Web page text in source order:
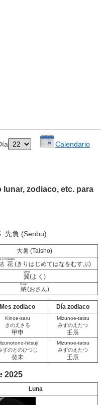
Calendario
zodiaco, etc. para
先負 (Senbu)
大暑 (Taisho)
花
o musubu
(きりはじめてはなをむすぶ)
翼
yoku
(よく)
納
Osan
(おさん)
Mes zodiaco Día zodiaco
Kinoe-saru
きのえさる
甲申
Mizunoe-tatsu
みずのえたつ
壬辰
hitsuji
ずのとのひつじ
癸未
Mizunoe-tatsu
みずのえたつ
壬辰
2025
Luna